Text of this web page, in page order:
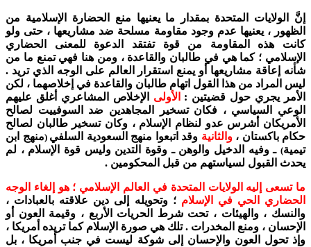
إنَّ الولايات المتحدة بمقدار ما يعنيها منع الحضارة الإسلامية من
الظهور ، يعنيها عدم وجود مقاومة مسلحة ضد مشاريعها ، حتى ولو
كانت هذه المقاومة من قوة تفتقد الدعوة للمعنى الحضاري
الإسلامي ؛ كما هي في طالبان والقاعدة ، ومن هنا فهي تمنع ما من
شأنه إعاقة مشاريعها أو يمنع استقرار العالم على الوجه الذي تريد .
ليس المراد من هذا القول اتهام طالبان والقاعدة في إخلاصهما ، لكن
الأمر يجري حول قضيتين : الأولى الإخلاص المشاعري أغلق عليهم
الوعي السياسي ، فكان تسخير المجاهدين ضد السوفييت لصالح
الأمريكان أشرس عدو لنظام الإسلام ، وكان تسخير طالبان لصالح
حكام باكستان ، والثانية وقد اتبعوا منهج السعودية السلفي (منهج ابن
تيمية) ـ وفيه الدخيل والوهن ـ وقوة التدين وليس قوة الإسلام ، لم
يحدث القبول لسياستهم من قبل المحكومين .
ما تسعى إليه الولايات المتحدة في العالم الإسلامي ؛ هو إلغاء الوجه
الحضاري الحي في الإسلام ؛ وتحويله إلى دين علاقته بالعبادات ،
والنسك ، والهيئات ، تحت شرط الحريات الأربع ، وقيمة العون أو
الإحسان ، ومنع المخدرات .تلك هي صورة الإسلام كما تريده أمريكا ،
وإذ تحول العون والإحسان إلى شوكة ليست في جنب أمريكا ، بل